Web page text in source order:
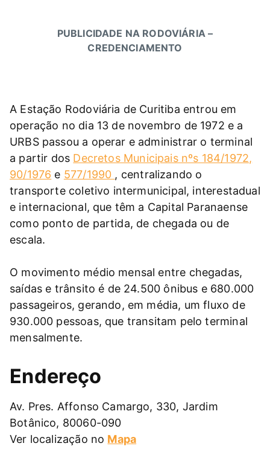
PUBLICIDADE NA RODOVIÁRIA –
CREDENCIAMENTO
A Estação Rodoviária de Curitiba entrou em
operação no dia 13 de novembro de 1972 e a
URBS passou a operar e administrar o terminal
a partir dos Decretos Municipais nºs 184/1972,
90/1976 e 577/1990 , centralizando o
transporte coletivo intermunicipal, interestadual
e internacional, que têm a Capital Paranaense
como ponto de partida, de chegada ou de
escala.
O movimento médio mensal entre chegadas,
saídas e trânsito é de 24.500 ônibus e 680.000
passageiros, gerando, em média, um fluxo de
930.000 pessoas, que transitam pelo terminal
mensalmente.
Endereço
Av. Pres. Affonso Camargo, 330, Jardim
Botânico, 80060-090
Ver localização no Mapa